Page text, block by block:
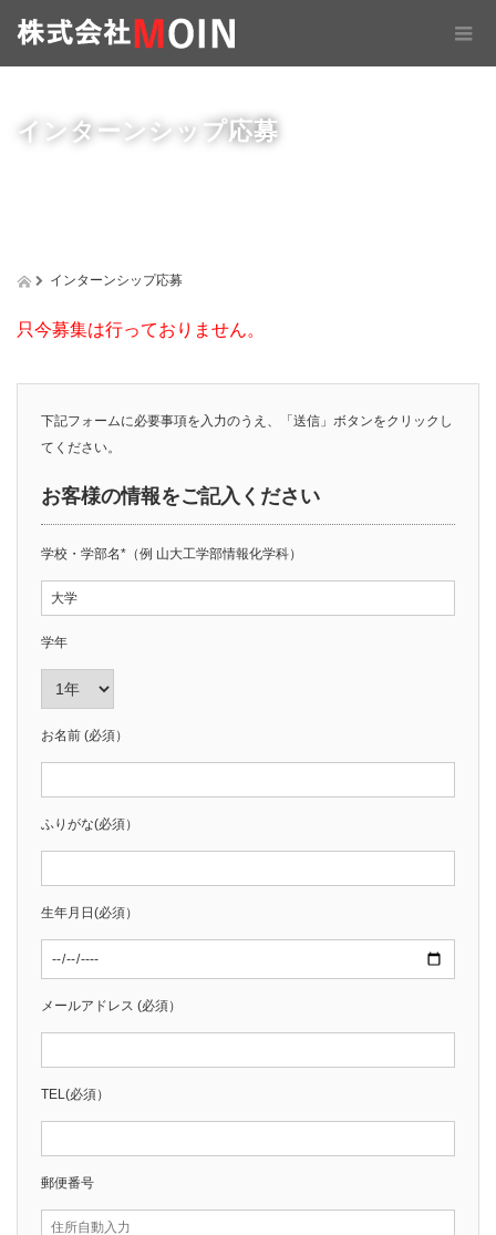
インターンシップ応募
インターンシップ応募
只今募集は行っておりません。
下記フォームに必要事項を入力のうえ、「送信」ボタンをクリックし
てください。
お客様の情報をご記入ください
学校・学部名*（例 山大工学部情報化学科）
学年
お名前 (必須）
ふりがな(必須）
生年月日(必須）
メールアドレス (必須）
TEL(必須）
郵便番号